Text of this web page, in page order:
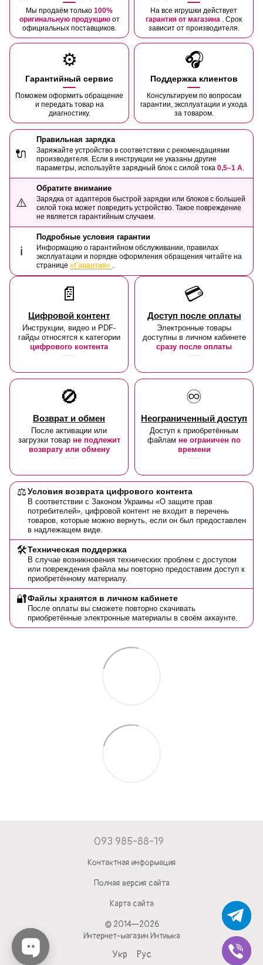
Мы продаём только 100%
оригинальную продукцию от
официальных поставщиков.
На все игрушки действует
гарантия от магазина . Срок
зависит от производителя.
⚙️
Гарантийный сервис
Поможем оформить обращение
и передать товар на
диагностику.
🎧
Поддержка клиентов
Консультируем по вопросам
гарантии, эксплуатации и ухода
за товаром.
🔌
Правильная зарядка
Заряжайте устройство в соответствии с рекомендациями
производителя. Если в инструкции не указаны другие
параметры, используйте зарядный блок с силой тока 0,5–1 А.
⚠️
Обратите внимание
Зарядка от адаптеров быстрой зарядки или блоков с большей
силой тока может повредить устройство. Такое повреждение
не является гарантийным случаем.
ℹ️
Подробные условия гарантии
Информацию о гарантийном обслуживании, правилах
эксплуатации и порядке оформления обращения читайте на
странице «Гарантия» .
📄
Цифровой контент
Инструкции, видео и PDF-
гайды относятся к категории
цифрового контента
💳
Доступ после оплаты
Электронные товары
доступны в личном кабинете
сразу после оплаты
🚫
Возврат и обмен
После активации или
загрузки товар не подлежит
возврату или обмену
♾️
Неограниченный доступ
Доступ к приобретённым
файлам не ограничен по
времени
⚖️Условия возврата цифрового контента
В соответствии с Законом Украины «О защите прав
потребителей», цифровой контент не входит в перечень
товаров, которые можно вернуть, если он был предоставлен
в надлежащем виде.
🛠️Техническая поддержка
В случае возникновения технических проблем с доступом
или повреждения файла мы повторно предоставим доступ к
приобретённому материалу.
🔐Файлы хранятся в личном кабинете
После оплаты вы сможете повторно скачивать
приобретённые электронные материалы в своём аккаунте.
093 985-88-19
Контактная информация
Полная версия сайта
Карта сайта
© 2014—2026
Интернет-магазин Интимка
Укр Рус